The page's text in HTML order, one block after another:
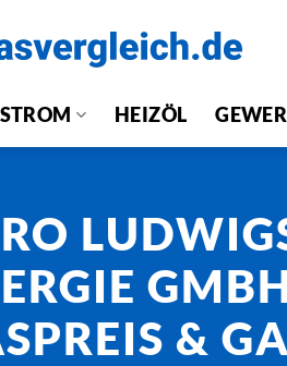
STROM HEIZÖL
&